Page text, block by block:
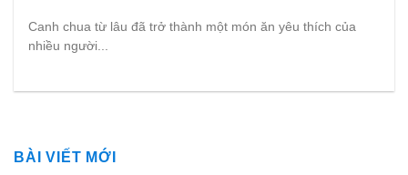
Canh chua từ lâu đã trở thành một món ăn yêu thích của
nhiều người...
BÀI VIẾT MỚI